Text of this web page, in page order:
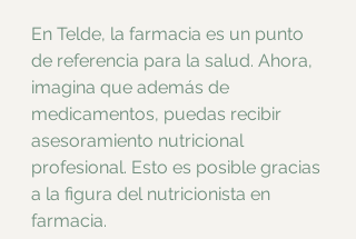
En Telde, la farmacia es un punto
de referencia para la salud. Ahora,
imagina que además de
medicamentos, puedas recibir
asesoramiento nutricional
profesional. Esto es posible gracias
a la figura del nutricionista en
farmacia.